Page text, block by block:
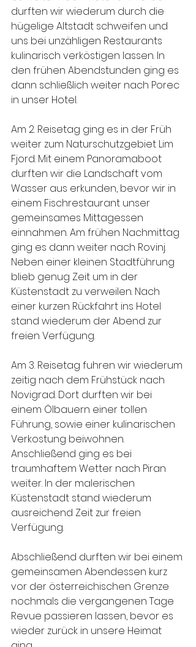
durften wir wiederum durch die
hügelige Altstadt schweifen und
uns bei unzähligen Restaurants
kulinarisch verköstigen lassen. In
den frühen Abendstunden ging es
dann schließlich weiter nach Porec
in unser Hotel.
Am 2. Reisetag ging es in der Früh
weiter zum Naturschutzgebiet Lim
Fjord. Mit einem Panoramaboot
durften wir die Landschaft vom
Wasser aus erkunden, bevor wir in
einem Fischrestaurant unser
gemeinsames Mittagessen
einnahmen. Am frühen Nachmittag
ging es dann weiter nach Rovinj.
Neben einer kleinen Stadtführung
blieb genug Zeit um in der
Küstenstadt zu verweilen. Nach
einer kurzen Rückfahrt ins Hotel
stand wiederum der Abend zur
freien Verfügung.
Am 3. Reisetag fuhren wir wiederum
zeitig nach dem Frühstück nach
Novigrad. Dort durften wir bei
einem Ölbauern einer tollen
Führung, sowie einer kulinarischen
Verkostung beiwohnen.
Anschließend ging es bei
traumhaftem Wetter nach Piran
weiter. In der malerischen
Küstenstadt stand wiederum
ausreichend Zeit zur freien
Verfügung.
Abschließend durften wir bei einem
gemeinsamen Abendessen kurz
vor der österreichischen Grenze
nochmals die vergangenen Tage
Revue passieren lassen, bevor es
wieder zurück in unsere Heimat